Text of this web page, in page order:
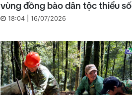
vùng đồng bào dân tộc thiểu số
18:04 | 16/07/2026